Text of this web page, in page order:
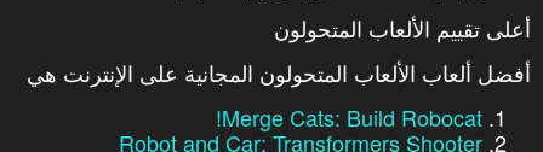
أعلى تقييم الألعاب المتحولون
أفضل ألعاب الألعاب المتحولون المجانية على الإنترنت هي
Merge Cats: Build Robocat!
Robot and Car: Transformers Shooter